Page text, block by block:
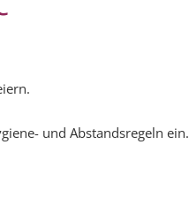
und Abstandsregeln ein.